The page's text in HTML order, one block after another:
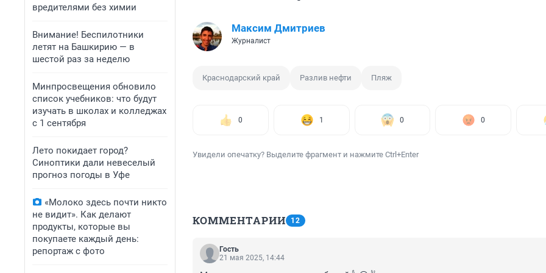
вредителями без химии
Внимание! Беспилотники
летят на Башкирию — в
шестой раз за неделю
Минпросвещения обновило
список учебников: что будут
изучать в школах и колледжах
с 1 сентября
Лето покидает город?
Синоптики дали невеселый
прогноз погоды в Уфе
«Молоко здесь почти никто
не видит». Как делают
продукты, которые вы
покупаете каждый день:
репортаж с фото
Максим Дмитриев
Журналист
Краснодарский край Разлив нефти Пляж
0 1 0 0
Увидели опечатку? Выделите фрагмент и нажмите Ctrl+Enter
КОММЕНТАРИИ 12
Гость
21 мая 2025, 14:44